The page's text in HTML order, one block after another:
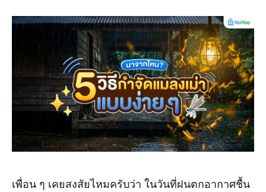
เพื่อน ๆ เคยสงสัยไหมครับว่า ในวันที่ฝนตกอากาศชื้น